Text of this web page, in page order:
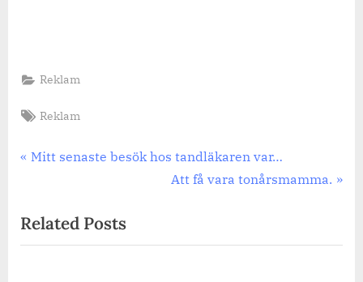
Reklam
Tags:
Reklam
Inläggsnavigering
Previous
Mitt senaste besök hos tandläkaren var…
Next
Att få vara tonårsmamma.
Related Posts